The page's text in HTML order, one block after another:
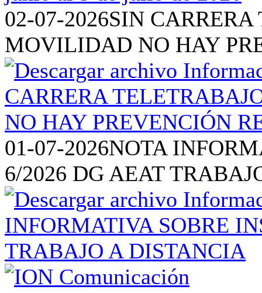
02-07-2026SIN
MOVILIDAD NO HAY
01-07-2026NOTA
6/2026 DG AEAT